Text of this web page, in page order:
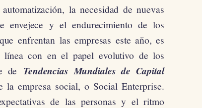
la necesidad de nuevas
envejece y el endurecimiento de los
enfrentan las empresas este año, es
línea con en el papel evolutivo de los
de Tendencias Mundiales de Capital
la empresa social, o Social Enterprise.
de las personas y el ritmo